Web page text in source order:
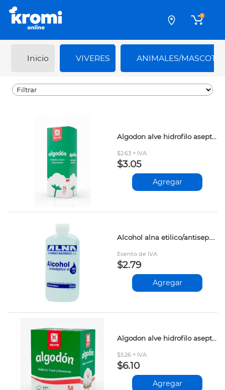
0
Inicio VIVERES ANIMALES/
Algodon alve hidrofilo aseptico 25gr
$2.63 + IVA
$3.05
Agregar
Alcohol alna etilico/antisep.70% 500cc
Exento de IVA
$2.79
Agregar
Algodon alve hidrofilo aseptico 50gr
$5.26 + IVA
$6.10
Agregar